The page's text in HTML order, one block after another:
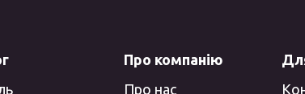
Про компанію
Про нас